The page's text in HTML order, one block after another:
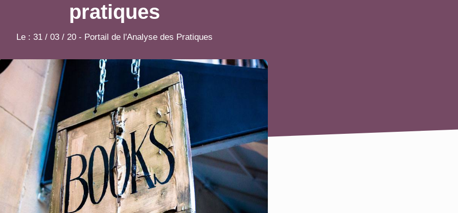
pratiques
Le : 31 / 03 / 20 - Portail de l'Analyse des Pratiques